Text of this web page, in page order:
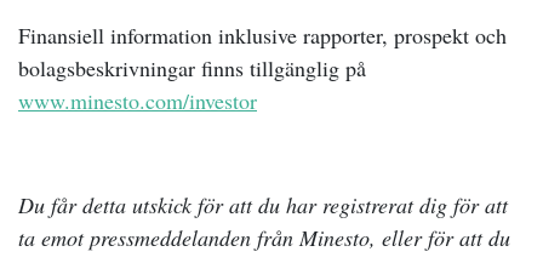
Finansiell information inklusive rapporter, prospekt och
bolagsbeskrivningar finns tillgänglig på
www.minesto.com/investor
Du får detta utskick för att du har registrerat dig för att
ta emot pressmeddelanden från Minesto, eller för att du